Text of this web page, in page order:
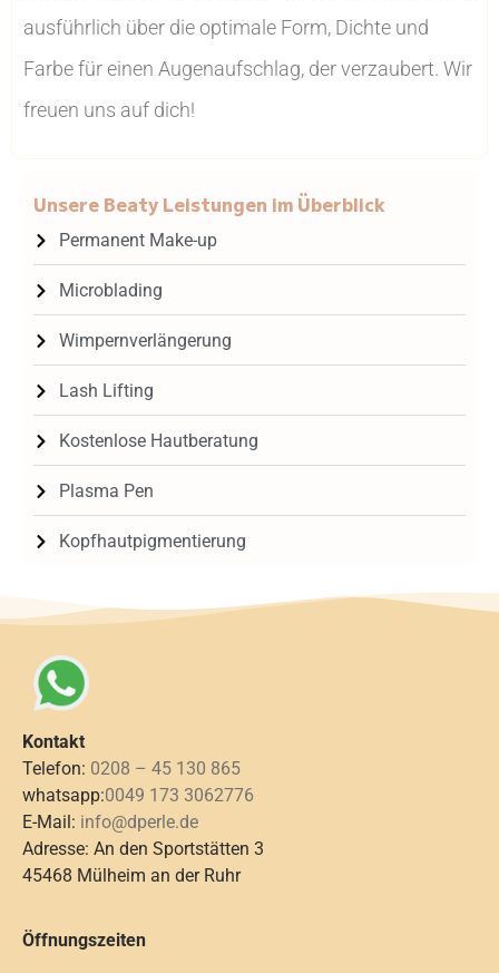
ausführlich über die optimale Form, Dichte und
Farbe für einen Augenaufschlag, der verzaubert. Wir
freuen uns auf dich!
Unsere Beaty Leistungen im Überblick
Permanent Make-up
Microblading
Wimpernverlängerung
Lash Lifting
Kostenlose Hautberatung
Plasma Pen
Kopfhautpigmentierung
Kontakt
Telefon: 0208 – 45 130 865
whatsapp:0049 173 3062776
E-Mail: info@dperle.de
Adresse: An den Sportstätten 3
45468 Mülheim an der Ruhr
Öffnungszeiten